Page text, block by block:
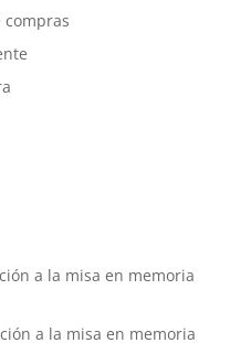
compras
a la misa en memoria
a la misa en memoria